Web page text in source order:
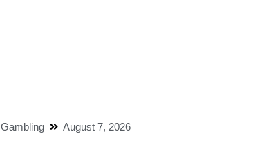
Gambling August 7, 2026